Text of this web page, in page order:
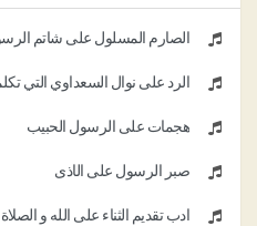
الصارم المسلول على شاتم
هجمات على الرسول الحبيب
صبر الرسول على الأذى